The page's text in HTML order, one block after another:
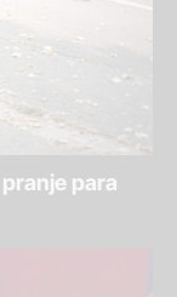
para